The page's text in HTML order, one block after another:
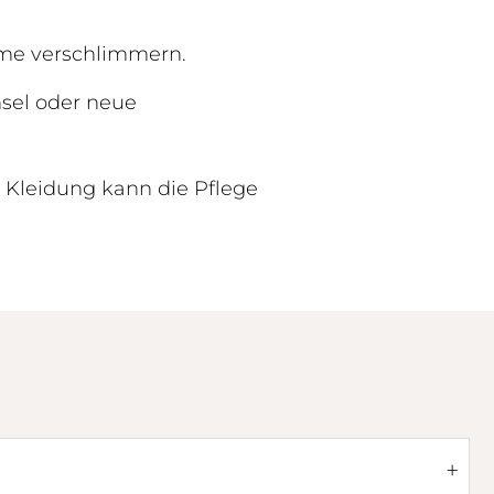
verschlimmern.
oder neue
kann die Pflege
+